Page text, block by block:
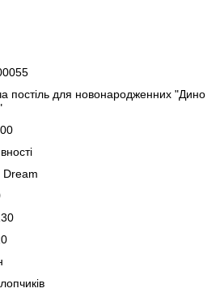
постіль для новонародженних "Дино
Dream